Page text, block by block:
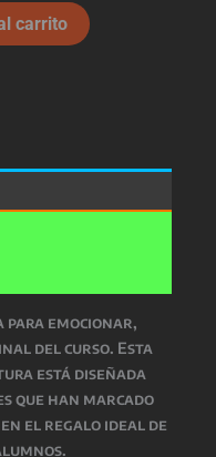
carrito
para emocionar,
del curso. Esta
está diseñada
que han marcado
el regalo ideal de